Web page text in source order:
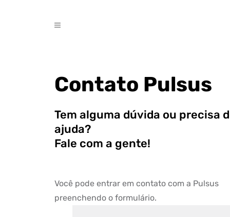
Contato Pulsus
Tem alguma dúvida ou precisa
ajuda?
Fale com a gente!
Você pode entrar em contato com a Pulsus
preenchendo o formulário.